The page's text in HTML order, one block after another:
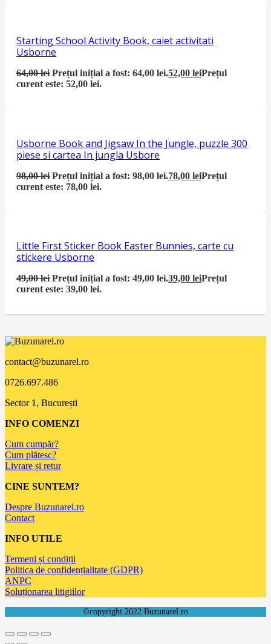
Starting School Activity Book, caiet activitati
Usborne
64,00lei Prețul inițial a fost: 64,00 lei.52,00leiPrețul
curent este: 52,00 lei.
Usborne Book and Jigsaw In the Jungle, puzzle 300
piese si cartea In jungla Usbore
98,00lei Prețul inițial a fost: 98,00 lei.78,00leiPrețul
curent este: 78,00 lei.
Little First Sticker Book Easter Bunnies, carte cu
stickere Usborne
49,00lei Prețul inițial a fost: 49,00 lei.39,00leiPrețul
curent este: 39,00 lei.
contact@buzunarel.ro
0726.697.486
Sector 1, București
INFO COMENZI
Cum cumpăr?
Cum plătesc?
Livrare și retur
CINE SUNTEM?
Despre Buzunarel.ro
Contact
INFO UTILE
Termeni și condiții
Politica de confidențialitate (GDPR)
ANPC
Soluționarea litigiilor
©copyright 2022 Buzunarel.ro